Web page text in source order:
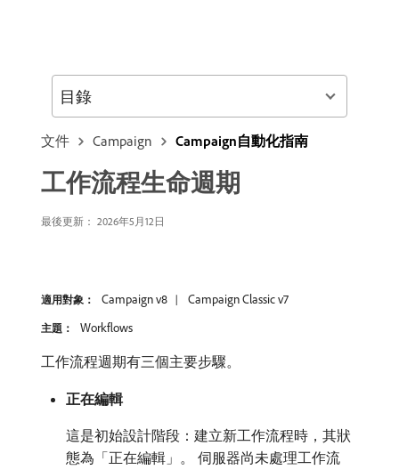
文件 Campaign Campaign自動化指南
工作流程生命週期
最後更新： 2026年5月12日
適用對象： Campaign v8 Campaign Classic v7
主題： Workflows
工作流程週期有三個主要步驟。
正在編輯
這是初始設計階段：建立新工作流程時，其狀
態為「正在編輯」。 伺服器尚未處理工作流
目錄